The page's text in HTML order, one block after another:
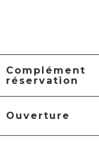
Complément
réservation
Ouverture